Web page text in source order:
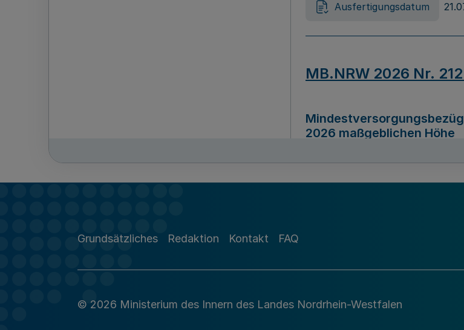
Ausfertigungsdatum
MB.NRW 2026 Nr.
2026 maßgeblichen Höhe
Richtlinie zur
Grundsätzliches Redaktion Kontakt FAQ
© 2026 Ministerium des Innern des Landes Nordrhein-Westfalen